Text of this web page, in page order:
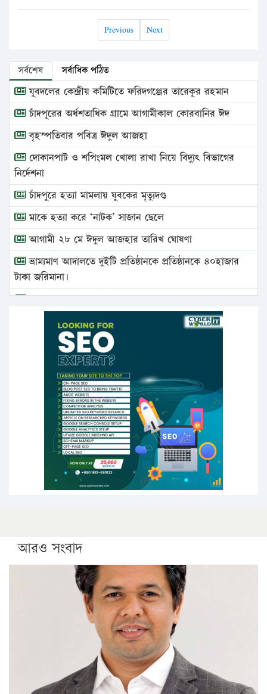
Previous Next
সর্বশেষ সর্বাধিক পঠিত
যুবদলের কেন্দ্রীয় কমিটিতে ফরিদগঞ্জের তারেকুর রহমান
চাঁদপুরের অর্ধশতাধিক গ্রামে আগামীকাল কোরবানির ঈদ
বৃহস্পতিবার পবিত্র ঈদুল আজহা
দোকানপাট ও শপিংমল খোলা রাখা নিয়ে বিদ্যুৎ বিভাগের
নির্দেশনা
চাঁদপুরে হত্যা মামলায় যুবকের মৃত্যুদণ্ড
মাকে হত্যা করে ‘নাটক’ সাজান ছেলে
আগামী ২৮ মে ঈদুল আজহার তারিখ ঘোষণা
ভ্রাম্যমাণ আদালতে দুইটি প্রতিষ্ঠানকে প্রতিষ্ঠানকে ৪০হাজার
টাকা জরিমানা।
এবার লঞ্চের ভাড়া বাড়ল
১৭ থেকে ২১ শতাংশ বিদ্যুতের দাম বাড়ানোর প্রস্তাব পিডিবির
১৬ মে চাঁদপুর ও ২৫ মে ফেনী সফরে যাবেন প্রধানমন্ত্রী
উচ্চশিক্ষায় গৌরবময় অর্জন: পূর্ণ স্কলারশিপে যুক্তরাষ্ট্রে
পিএইচডি করছেন কুয়েটের কৃতি…
সারা দেশে বজ্রাঘাতে ১৪ জনের প্রাণহানি
কঠোর হচ্ছে এসএসসি ও এইচএসসি পরীক্ষা
ফরিদগঞ্জে আগুনে পুড়লো ৬ ব্যবসা প্রতিষ্ঠান
আরও সংবাদ